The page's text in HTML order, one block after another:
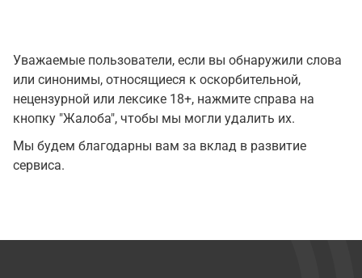
Уважаемые пользователи, если вы обнаружили слова
или синонимы, относящиеся к оскорбительной,
нецензурной или лексике 18+, нажмите справа на
кнопку "Жалоба", чтобы мы могли удалить их.
Мы будем благодарны вам за вклад в развитие
сервиса.